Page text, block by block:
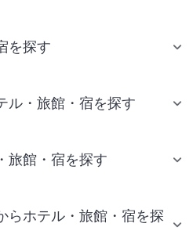
を探す
ル・旅館・宿を探す
旅館・宿を探す
らホテル・旅館・宿を探